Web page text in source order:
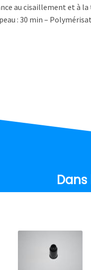
au cisaillement et à
: 30 min –